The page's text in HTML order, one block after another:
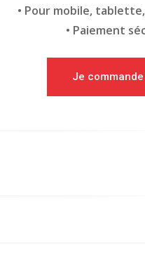
• Pour mobile,
• Paiement
Je commande